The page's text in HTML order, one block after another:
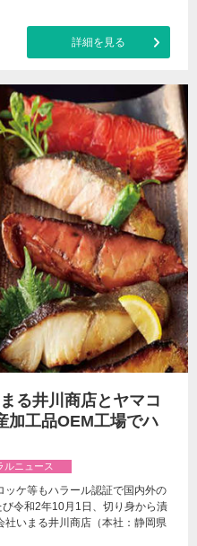
詳細を見る
る井川商店とヤマコ
加工品OEM工場でハ
ルニュース
ッケ等もハラール認証で国内外の
令和2年10月1日、切り身から漬
社いまる井川商店（本社：静岡県